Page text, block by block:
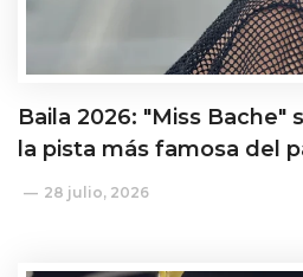
Baila 2026: "Miss Bache"
la pista más famosa del
28 julio, 2026